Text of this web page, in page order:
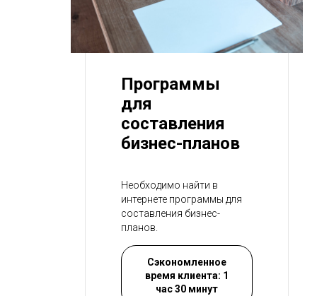
Программы
для
составления
бизнес-планов
Необходимо найти в
интернете программы для
составления бизнес-
планов.
Сэкономленное
время клиента: 1
час 30 минут